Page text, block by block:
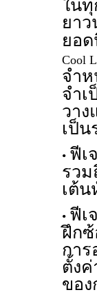
ในทุ
ยา
ยอ
Cool
จำห
จำเ
วา
เป็น
• ฟีเ
รวม
เต้
• ฟีเ
ฝึกซ้
การ
ตั้งค่
ขอ